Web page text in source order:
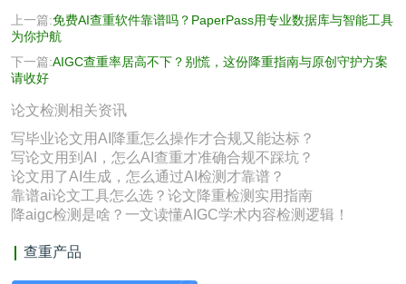
上一篇:免费AI查重软件靠谱吗？PaperPass用专业数据库与智能工具
为你护航
下一篇:AIGC查重率居高不下？别慌，这份降重指南与原创守护方案
请收好
论文检测相关资讯
写毕业论文用AI降重怎么操作才合规又能达标？
写论文用到AI，怎么AI查重才准确合规不踩坑？
论文用了AI生成，怎么通过AI检测才靠谱？
靠谱ai论文工具怎么选？论文降重检测实用指南
降aigc检测是啥？一文读懂AIGC学术内容检测逻辑！
查重产品